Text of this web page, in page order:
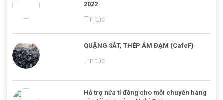
2022
Tin tức
QUẶNG SẮT, THÉP ẢM ĐẠM (CafeF)
Tin tức
Hỗ trợ nửa tỉ đồng cho mỗi chuyến hàng